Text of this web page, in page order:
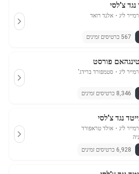
נגד צ'לסי
ליג ・ אלנד רואד
567 כרטיסים זמינים
פורסט
ליג ・ סטמפורד ברידג'
8,346 כרטיסים זמינים
נגד צ'לסי
ליג ・ אולד טראפורד
6,928 כרטיסים זמינים